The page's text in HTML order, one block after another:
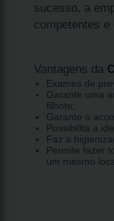
sucesso, a
competentes e
Vantagens da
Exames de
Garante uma
filhote;
Garante o
Possibilita a
Faz a
Permite fazer
um mesmo